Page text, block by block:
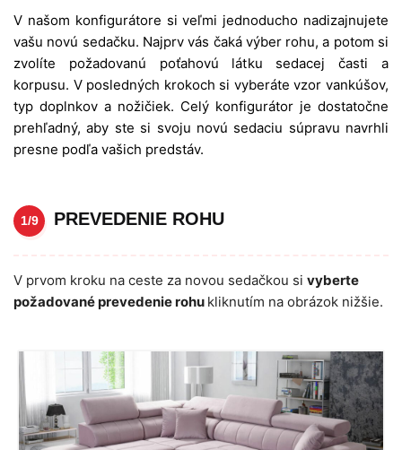
V našom konfigurátore si veľmi jednoducho nadizajnujete
vašu novú sedačku. Najprv vás čaká výber rohu, a potom si
zvolíte požadovanú poťahovú látku sedacej časti a
korpusu. V posledných krokoch si vyberáte vzor vankúšov,
typ doplnkov a nožičiek. Celý konfigurátor je dostatočne
prehľadný, aby ste si svoju novú sedaciu súpravu navrhli
presne podľa vašich predstáv.
1/9 PREVEDENIE ROHU
V prvom kroku na ceste za novou sedačkou si vyberte
požadované prevedenie rohu kliknutím na obrázok nižšie.